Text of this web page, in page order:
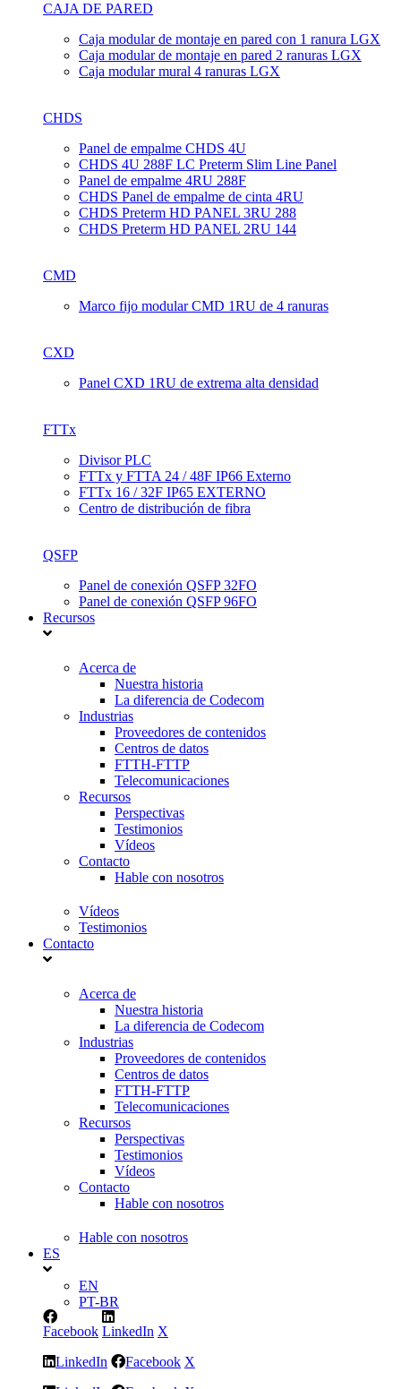
CAJA DE PARED
Caja modular de montaje en pared con 1 ranura LGX
Caja modular de montaje en pared 2 ranuras LGX
Caja modular mural 4 ranuras LGX
CHDS
Panel de empalme CHDS 4U
CHDS 4U 288F LC Preterm Slim Line Panel
Panel de empalme 4RU 288F
CHDS Panel de empalme de cinta 4RU
CHDS Preterm HD PANEL 3RU 288
CHDS Preterm HD PANEL 2RU 144
CMD
Marco fijo modular CMD 1RU de 4 ranuras
CXD
Panel CXD 1RU de extrema alta densidad
FTTx
Divisor PLC
FTTx y FTTA 24 / 48F IP66 Externo
FTTx 16 / 32F IP65 EXTERNO
Centro de distribución de fibra
QSFP
Panel de conexión QSFP 32FO
Panel de conexión QSFP 96FO
Recursos
Acerca de
Nuestra historia
La diferencia de Codecom
Industrias
Proveedores de contenidos
Centros de datos
FTTH-FTTP
Telecomunicaciones
Recursos
Perspectivas
Testimonios
Vídeos
Contacto
Hable con nosotros
Vídeos
Testimonios
Contacto
Acerca de
Nuestra historia
La diferencia de Codecom
Industrias
Proveedores de contenidos
Centros de datos
FTTH-FTTP
Telecomunicaciones
Recursos
Perspectivas
Testimonios
Vídeos
Contacto
Hable con nosotros
Hable con nosotros
ES
EN
PT-BR
Facebook LinkedIn X
LinkedIn
Facebook X